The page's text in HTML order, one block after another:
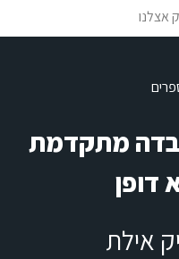
מתקדמת
דופן
אילת